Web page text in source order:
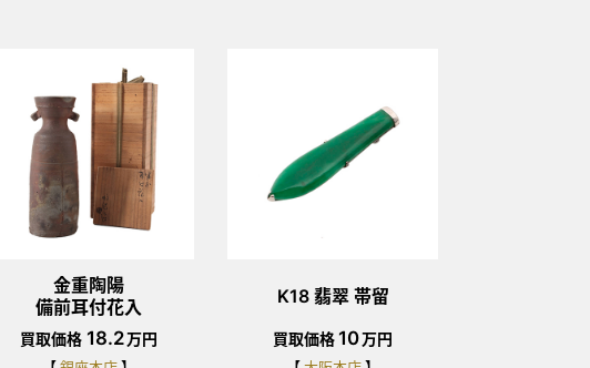
金重陶陽
備前耳付花入
買取価格 18.2万円
K18 翡翠 帯留
買取価格 10万円